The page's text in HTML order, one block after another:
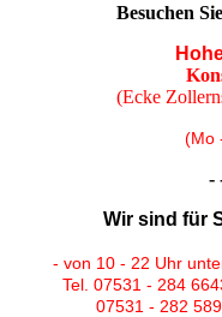
Besuchen
(Ecke
(Mo
-
Wir sind für
- von 10 - 22 Uhr
Tel. 07531 - 284
07531 - 282